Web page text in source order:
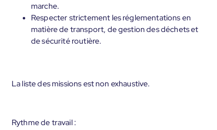
marche.
Respecter strictement les réglementations en
matière de transport, de gestion des déchets et
de sécurité routière.
La liste des missions est non exhaustive.
Rythme de travail :